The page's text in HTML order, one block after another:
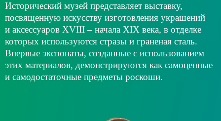
Исторический музей представляет выставку,
посвященную искусству изготовления украшений
и аксессуаров XVIII – начала XIX века, в отделке
которых используются стразы и граненая сталь.
Впервые экспонаты, созданные с использованием
этих материалов, демонстрируются как самоценные
и самодостаточные предметы роскоши.